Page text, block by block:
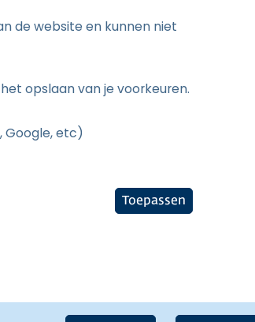
de website en kunnen niet
opslaan van je voorkeuren.
Google, etc)
Toepassen